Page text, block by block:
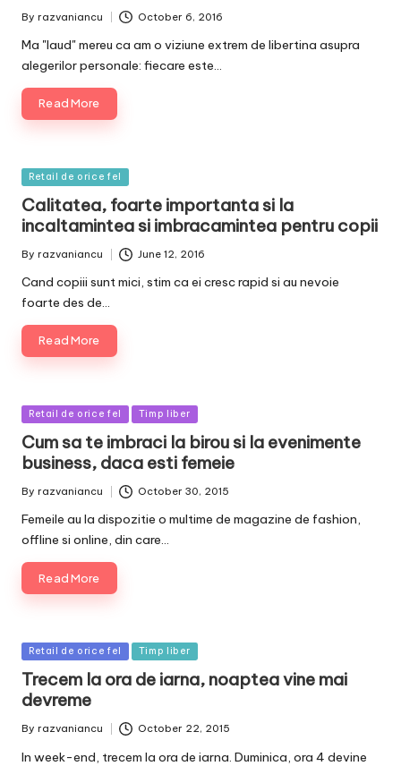
Posted
By razvaniancu October 6, 2016
Ma "laud" mereu ca am o viziune extrem de libertina asupra
alegerilor personale: fiecare este…
Read More
Posted
Retail de orice fel
Calitatea, foarte importanta si la
incaltamintea si imbracamintea pentru copii
Posted
By razvaniancu June 12, 2016
Cand copiii sunt mici, stim ca ei cresc rapid si au nevoie
foarte des de…
Read More
Posted
in
Retail de orice fel Timp liber
Cum sa te imbraci la birou si la evenimente
business, daca esti femeie
Posted
By razvaniancu October 30, 2015
Femeile au la dispozitie o multime de magazine de fashion,
offline si online, din care…
Read More
Posted
in
Retail de orice fel Timp liber
Trecem la ora de iarna, noaptea vine mai
devreme
Posted
By razvaniancu October 22, 2015
In week-end, trecem la ora de iarna. Duminica, ora 4 devine